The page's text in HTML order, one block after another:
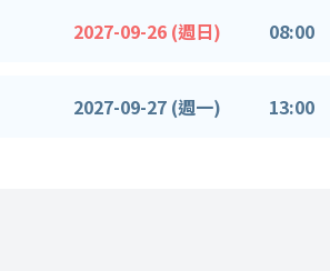
2027-09-26 (週日) 08:00
2027-09-27 (週一) 13:00